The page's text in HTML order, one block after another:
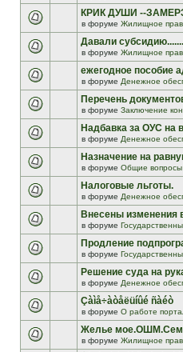
КРИК ДУШИ --
в форуме Жилищное
Давали субсидию.......
в форуме Жилищное
ежегодное пособие
в форуме Денежное
Перечень
в форуме Заключение
Надбавка за ОУС на
в форуме Денежное
Назначение на
в форуме Общие вопросы
Налоговые льготы.
в форуме Денежное
Внесены изменения
в форуме
Продление
в форуме
Решение суда на
в форуме Денежное
Çàìå÷àòåëüíûé ñàéò
в форуме О работе
Желье
в форуме Жилищное